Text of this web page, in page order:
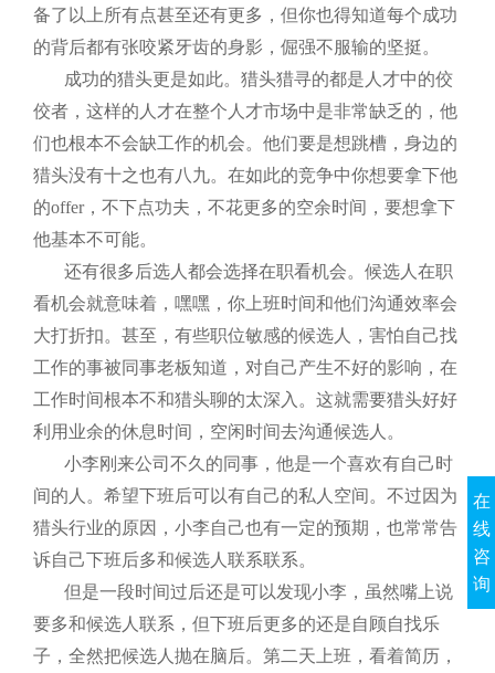
备了以上所有点甚至还有更多，但你也得知道每个成功
的背后都有张咬紧牙齿的身影，倔强不服输的坚挺。
成功的猎头更是如此。猎头猎寻的都是人才中的佼
佼者，这样的人才在整个人才市场中是非常缺乏的，他
们也根本不会缺工作的机会。他们要是想跳槽，身边的
猎头没有十之也有八九。在如此的竞争中你想要拿下他
的offer，不下点功夫，不花更多的空余时间，要想拿下
他基本不可能。
还有很多后选人都会选择在职看机会。候选人在职
看机会就意味着，嘿嘿，你上班时间和他们沟通效率会
大打折扣。甚至，有些职位敏感的候选人，害怕自己找
工作的事被同事老板知道，对自己产生不好的影响，在
工作时间根本不和猎头聊的太深入。这就需要猎头好好
利用业余的休息时间，空闲时间去沟通候选人。
小李刚来公司不久的同事，他是一个喜欢有自己时
间的人。希望下班后可以有自己的私人空间。不过因为
猎头行业的原因，小李自己也有一定的预期，也常常告
诉自己下班后多和候选人联系联系。
但是一段时间过后还是可以发现小李，虽然嘴上说
要多和候选人联系，但下班后更多的还是自顾自找乐
子，全然把候选人抛在脑后。第二天上班，看着简历，
在
线
咨
询